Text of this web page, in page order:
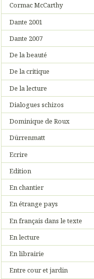
Cormac McCarthy
Dante 2001
Dante 2007
De la beauté
De la critique
De la lecture
Dialogues schizos
Dominique de Roux
Dürrenmatt
Ecrire
Edition
En chantier
En étrange pays
En français dans le texte
En lecture
En librairie
Entre cour et jardin